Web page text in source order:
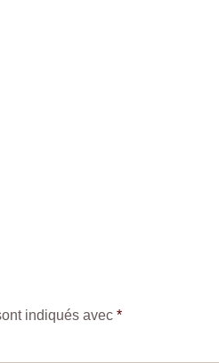
indiqués avec *